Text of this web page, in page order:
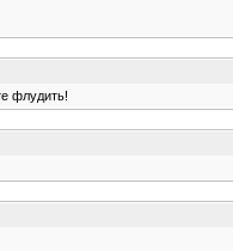
флудить!